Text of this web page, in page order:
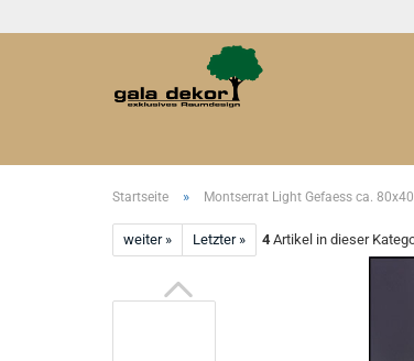
Startseite » Montserrat Light Gefaess ca.
weiter » Letzter » 4 Artikel in dieser